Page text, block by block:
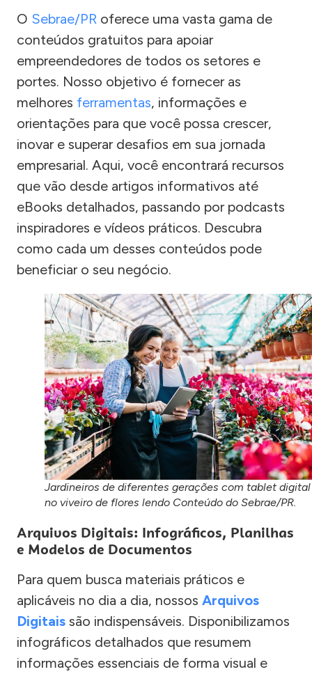
O Sebrae/PR oferece uma vasta gama de
conteúdos gratuitos para apoiar
empreendedores de todos os setores e
portes. Nosso objetivo é fornecer as
melhores ferramentas, informações e
orientações para que você possa crescer,
inovar e superar desafios em sua jornada
empresarial. Aqui, você encontrará recursos
que vão desde artigos informativos até
eBooks detalhados, passando por podcasts
inspiradores e vídeos práticos. Descubra
como cada um desses conteúdos pode
beneficiar o seu negócio.
Jardineiros de diferentes gerações com tablet digital
no viveiro de flores lendo Conteúdo do Sebrae/PR.
Arquivos Digitais: Infográficos, Planilhas
e Modelos de Documentos
Para quem busca materiais práticos e
aplicáveis no dia a dia, nossos Arquivos
Digitais são indispensáveis. Disponibilizamos
infográficos detalhados que resumem
informações essenciais de forma visual e